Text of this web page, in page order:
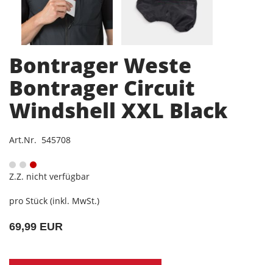
Bontrager Weste
Bontrager Circuit
Windshell XXL Black
Art.Nr. 545708
Z.Z. nicht verfügbar
pro Stück (inkl. MwSt.)
69,99 EUR